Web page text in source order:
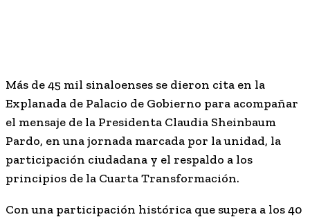
Más de 45 mil sinaloenses se dieron cita en la
Explanada de Palacio de Gobierno para acompañar
el mensaje de la Presidenta Claudia Sheinbaum
Pardo, en una jornada marcada por la unidad, la
participación ciudadana y el respaldo a los
principios de la Cuarta Transformación.
Con una participación histórica que supera a los 40